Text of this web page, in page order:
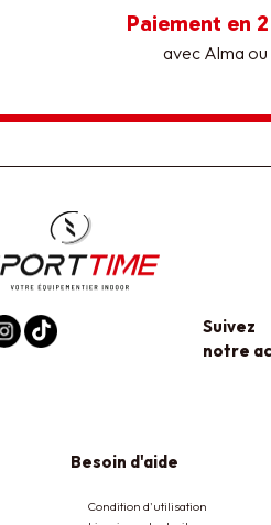
Paiement en
avec Alma ou
Suivez
notre
Besoin d'aide
Condition d'utilisation